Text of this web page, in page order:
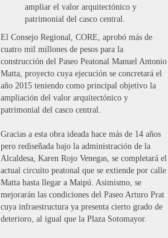
ampliar el valor arquitectónico y
patrimonial del casco central.
El Consejo Regional, CORE, aprobó más de
cuatro mil millones de pesos para la
construcción del Paseo Peatonal Manuel Antonio
Matta, proyecto cuya ejecución se concretará el
año 2015 teniendo como principal objetivo la
ampliación del valor arquitectónico y
patrimonial del casco central.
Gracias a esta obra ideada hace más de 14 años
pero rediseñada bajo la administración de la
Alcaldesa, Karen Rojo Venegas, se completará el
actual circuito peatonal que se extiende por calle
Matta hasta llegar a Maipú. Asimismo, se
mejorarán las condiciones del Paseo Arturo Prat
cuya infraestructura ya presenta cierto grado de
deterioro, al igual que la Plaza Sotomayor.